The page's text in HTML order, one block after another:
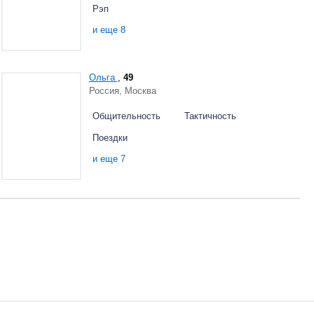
Рэп
и еще 8
Ольга , 49
Россия, Москва
Общительность Тактичность
Поездки
и еще 7